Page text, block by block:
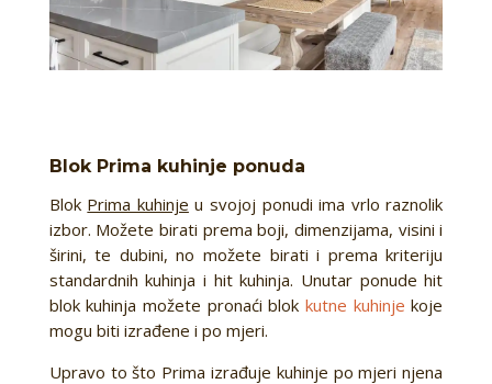
Blok Prima kuhinje ponuda
Blok Prima kuhinje u svojoj ponudi ima vrlo raznolik
izbor. Možete birati prema boji, dimenzijama, visini i
širini, te dubini, no možete birati i prema kriteriju
standardnih kuhinja i hit kuhinja. Unutar ponude hit
blok kuhinja možete pronaći blok kutne kuhinje koje
mogu biti izrađene i po mjeri.
Upravo to što Prima izrađuje kuhinje po mjeri njena